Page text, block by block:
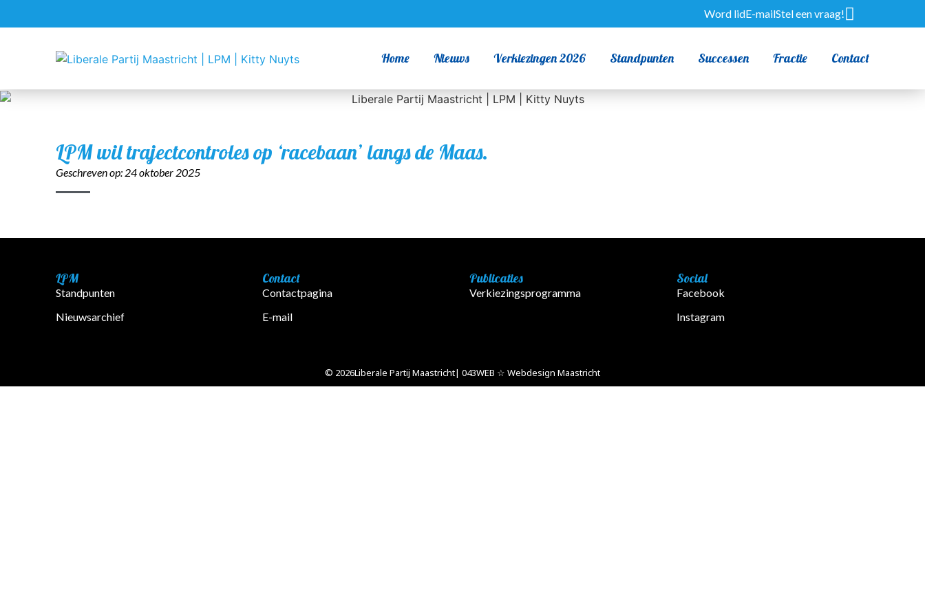
Word lidE-mailStel een vraag!
Home Nieuws Verkiezingen 2026 Standpunten Successen Fractie Contact
LPM wil trajectcontroles op ‘racebaan’ langs de Maas.
Geschreven op: 24 oktober 2025
LPM
Standpunten
Nieuwsarchief
Contact
Contactpagina
E-mail
Publicaties
Verkiezingsprogramma
Social
Facebook
Instagram
© 2026Liberale Partij Maastricht| 043WEB ☆ Webdesign Maastricht